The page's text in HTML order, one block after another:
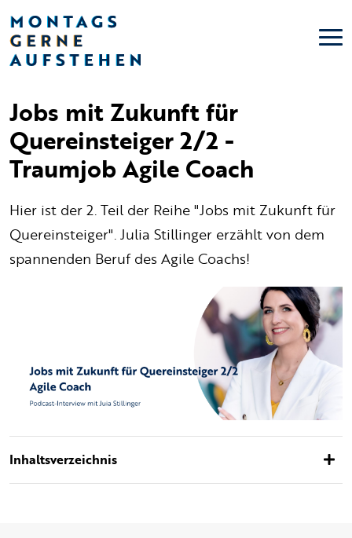
Jobs mit Zukunft für
Quereinsteiger 2/2 -
Traumjob Agile Coach
Hier ist der 2. Teil der Reihe "Jobs mit Zukunft für
Quereinsteiger". Julia Stillinger erzählt von dem
spannenden Beruf des Agile Coachs!
Inhaltsverzeichnis